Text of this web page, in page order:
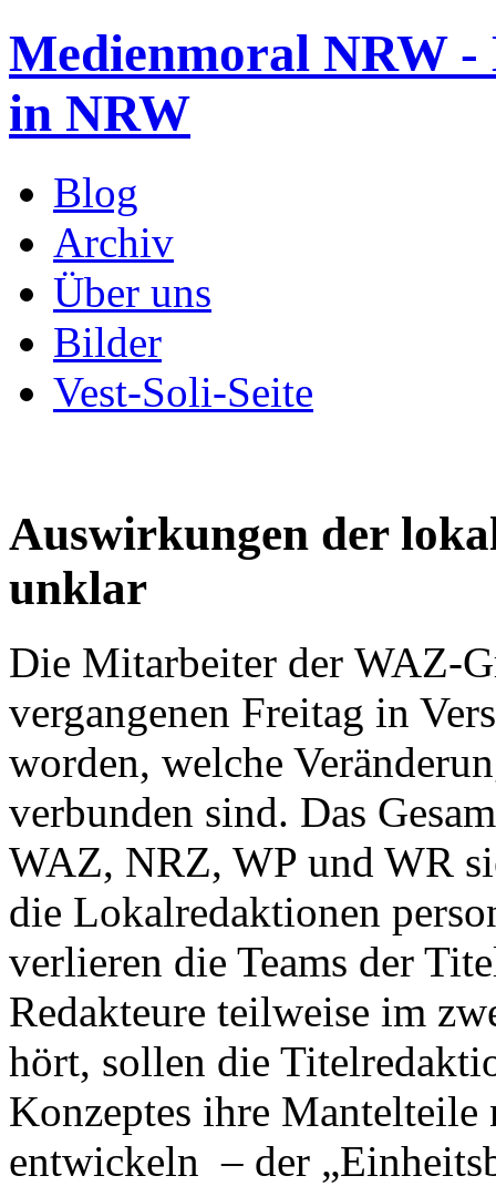
Medienmoral NRW
in NRW
Blog
Archiv
Über uns
Bilder
Vest-Soli-Seite
Auswirkungen der
unklar
Die Mitarbeiter der WAZ-
vergangenen Freitag in
worden, welche
verbunden sind. Das
WAZ, NRZ, WP und WR
die Lokalredaktionen
verlieren die Teams der
Redakteure teilweise im
hört, sollen die
Konzeptes ihre Mantelteile
entwickeln – der